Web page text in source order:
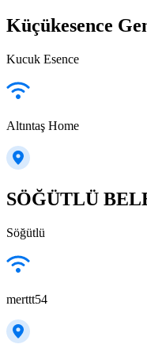
Küçükesence
Kucuk Esence
Altıntaş Home
SÖĞÜTLÜ
Söğütlü
merttt54